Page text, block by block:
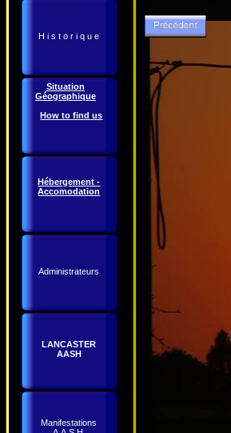
H i s t o r i q u e
Situation
Géographique
How to find us
Hébergement -
Accomodation
Administrateurs
LANCASTER
AASH
Manifestations